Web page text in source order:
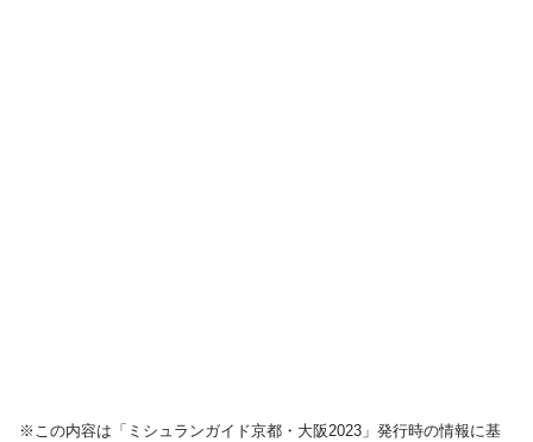
※この内容は「ミシュランガイド京都・大阪2023」発行時の情報に基